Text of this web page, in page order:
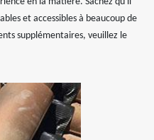
et accessibles à beaucoup de
supplémentaires, veuillez le